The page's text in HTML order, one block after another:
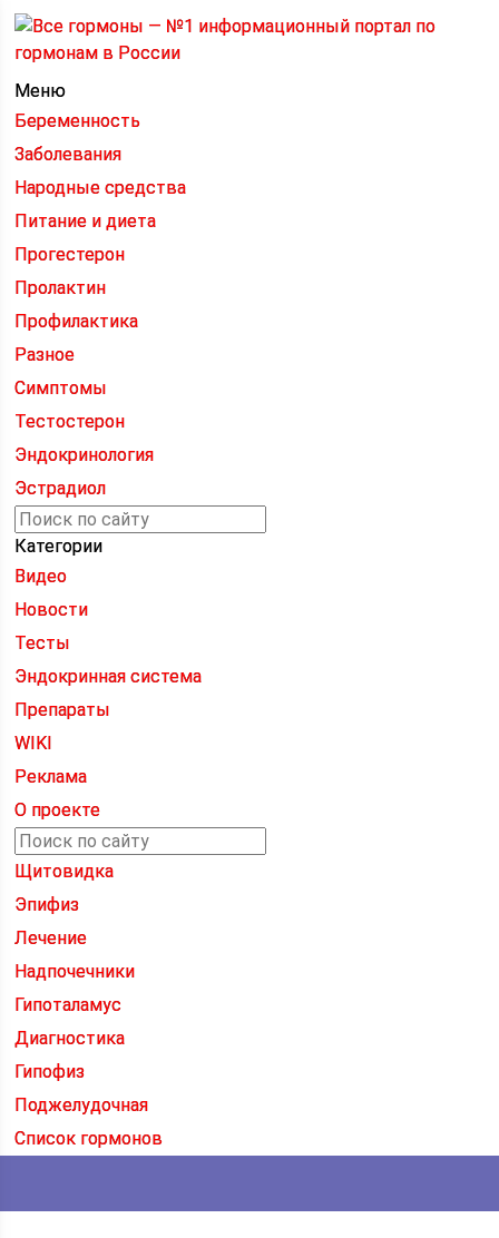
Меню
Беременность
Заболевания
Народные средства
Питание и диета
Прогестерон
Пролактин
Профилактика
Разное
Симптомы
Тестостерон
Эндокринология
Эстрадиол
Категории
Видео
Новости
Тесты
Эндокринная система
Препараты
WIKI
Реклама
О проекте
Щитовидка
Эпифиз
Лечение
Надпочечники
Гипоталамус
Диагностика
Гипофиз
Поджелудочная
Список гормонов